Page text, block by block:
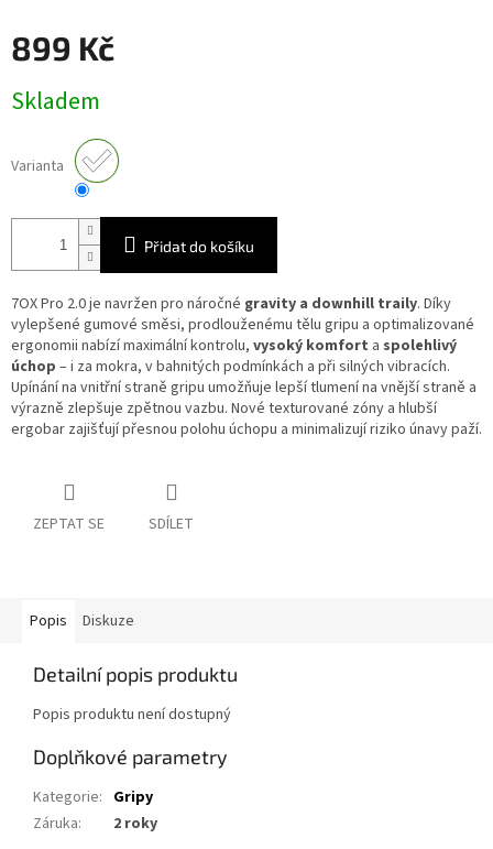
899 Kč
cena:
Skladem
Varianta
Přidat do košíku
7OX Pro 2.0 je navržen pro náročné gravity a downhill traily. Díky
vylepšené gumové směsi, prodlouženému tělu gripu a optimalizované
ergonomii nabízí maximální kontrolu, vysoký komfort a spolehlivý
úchop – i za mokra, v bahnitých podmínkách a při silných vibracích.
Upínání na vnitřní straně gripu umožňuje lepší tlumení na vnější straně a
výrazně zlepšuje zpětnou vazbu. Nové texturované zóny a hlubší
ergobar zajišťují přesnou polohu úchopu a minimalizují riziko únavy paží.
ZEPTAT SE SDÍLET
Popis Diskuze
Detailní popis produktu
Popis produktu není dostupný
Doplňkové parametry
Kategorie: Gripy
Záruka: 2 roky